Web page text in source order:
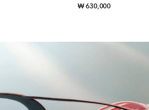
₩ 630,000original price